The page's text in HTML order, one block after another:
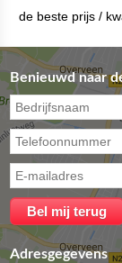
de beste prijs /
Benieuwd naar
Adresgegevens